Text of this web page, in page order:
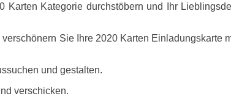
Karten Kategorie durchstöbern und Ihr
Sie Ihre 2020 Karten Einladungskarte
und gestalten.
verschicken.